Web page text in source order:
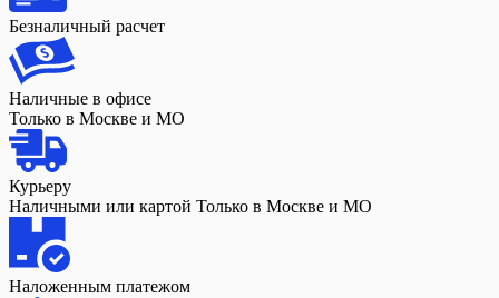
Безналичный расчет
Наличные в офисе
Только в Москве и МО
Курьеру
Наличными или картой Только в Москве и МО
Наложенным платежом